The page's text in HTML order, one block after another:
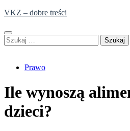
Skip
content
VKZ – dobre treści
Szukaj:
Prawo
Ile wynoszą
dzieci?